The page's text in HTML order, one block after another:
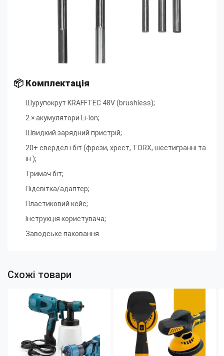
📦 Комплектація
Шурупокрут KRAFFTEC 48V (brushless);
2 × акумулятори Li-Ion;
Швидкий зарядний пристрій;
20+ свердел і біт (фрези, хрест, TORX, шестигранні та
ін.);
Тримач біт;
Підсвітка/адаптер;
Пластиковий кейс;
Інструкція користувача;
Заводське паковання.
Схожі товари